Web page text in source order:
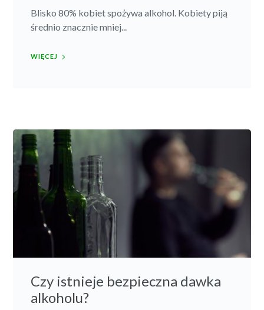
Blisko 80% kobiet spożywa alkohol. Kobiety piją
średnio znacznie mniej...
WIĘCEJ
Czy istnieje bezpieczna dawka
alkoholu?